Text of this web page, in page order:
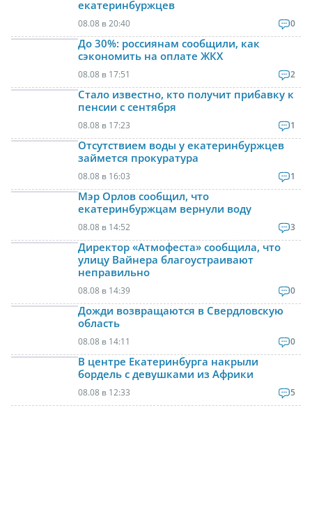
екатеринбуржцев
08.08 в 20:40 0
До 30%: россиянам сообщили, как
сэкономить на оплате ЖКХ
08.08 в 17:51 2
Стало известно, кто получит прибавку к
пенсии с сентября
08.08 в 17:23 1
Отсутствием воды у екатеринбуржцев
займется прокуратура
08.08 в 16:03 1
Мэр Орлов сообщил, что
екатеринбуржцам вернули воду
08.08 в 14:52 3
Директор «Атмофеста» сообщила, что
улицу Вайнера благоустраивают
неправильно
08.08 в 14:39 0
Дожди возвращаются в Свердловскую
область
08.08 в 14:11 0
В центре Екатеринбурга накрыли
бордель с девушками из Африки
08.08 в 12:33 5